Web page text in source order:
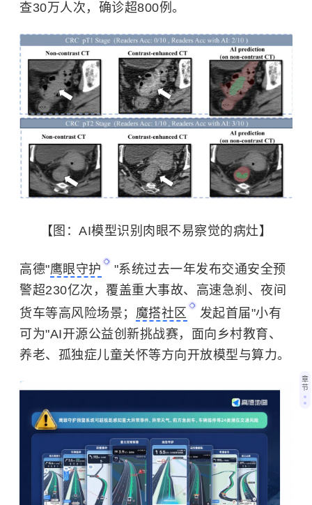
查30万人次，确诊超800例。
【图：AI模型识别肉眼不易察觉的病灶】
高德"鹰眼守护
"系统过去一年发布交通安全预
警超230亿次，覆盖重大事故、高速急刹、夜间
货车等高风险场景； 魔搭社区
发起首届"小有
可为"AI开源公益创新挑战赛，面向乡村教育、
养老、孤独症儿童关怀等方向开放模型与算力。
章
节